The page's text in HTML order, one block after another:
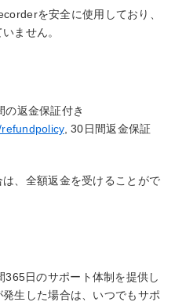
を安全に使用しており、
ません。
返金保証付き
, 30日間返金保証
、全額返金を受けることがで
日のサポート体制を提供し
生した場合は、いつでもサポ